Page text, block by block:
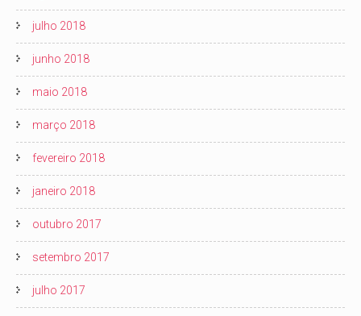
julho 2018
junho 2018
maio 2018
março 2018
fevereiro 2018
janeiro 2018
outubro 2017
setembro 2017
julho 2017